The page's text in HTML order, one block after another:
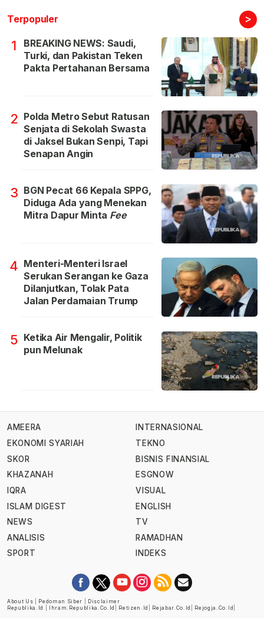
Terpopuler >
1
BREAKING NEWS: Saudi,
Turki, dan Pakistan Teken
Pakta Pertahanan Bersama
2 Polda Metro Sebut Ratusan
Senjata di Sekolah Swasta
di Jaksel Bukan Senpi, Tapi
Senapan Angin
3 BGN Pecat 66 Kepala SPPG,
Diduga Ada yang Menekan
Mitra Dapur Minta Fee
4 Menteri-Menteri Israel
Serukan Serangan ke Gaza
Dilanjutkan, Tolak Pata
Jalan Perdamaian Trump
5 Ketika Air Mengalir, Politik
pun Melunak
AMEERA
EKONOMI SYARIAH
SKOR
KHAZANAH
IQRA
ISLAM DIGEST
NEWS
ANALISIS
SPORT
INTERNASIONAL
TEKNO
BISNIS FINANSIAL
ESGNOW
VISUAL
ENGLISH
TV
RAMADHAN
INDEKS
About Us Pedoman Siber
Disclaimer
Republika.id
Ihram.republika.co.id Retizen.id Rejabar.co.id Rejogja.co.id